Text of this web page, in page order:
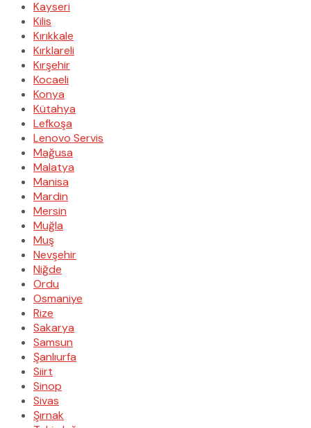
Kayseri
Kilis
Kırıkkale
Kırklareli
Kırşehir
Kocaeli
Konya
Kütahya
Lefkoşa
Lenovo Servis
Mağusa
Malatya
Manisa
Mardin
Mersin
Muğla
Muş
Nevşehir
Niğde
Ordu
Osmaniye
Rize
Sakarya
Samsun
Şanlıurfa
Siirt
Sinop
Sivas
Şırnak